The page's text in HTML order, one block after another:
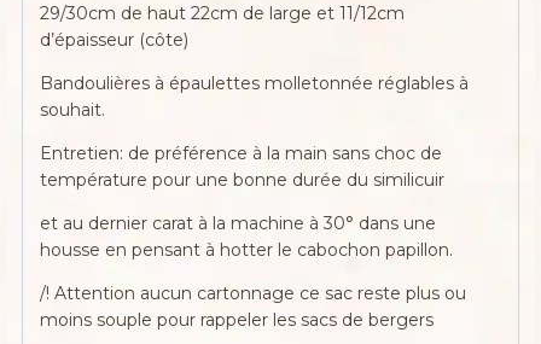
29/30cm de haut 22cm de large et 11/12cm
d’épaisseur (côte)
Bandoulières à épaulettes molletonnée réglables à
souhait.
Entretien: de préférence à la main sans choc de
température pour une bonne durée du similicuir
et au dernier carat à la machine à 30° dans une
housse en pensant à hotter le cabochon papillon.
/! Attention aucun cartonnage ce sac reste plus ou
moins souple pour rappeler les sacs de bergers